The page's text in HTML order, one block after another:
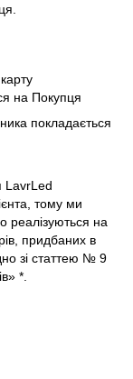
на Покупця
покладається
LavrLed
тому ми
реалізуються на
придбаних в
зі статтею № 9
*.